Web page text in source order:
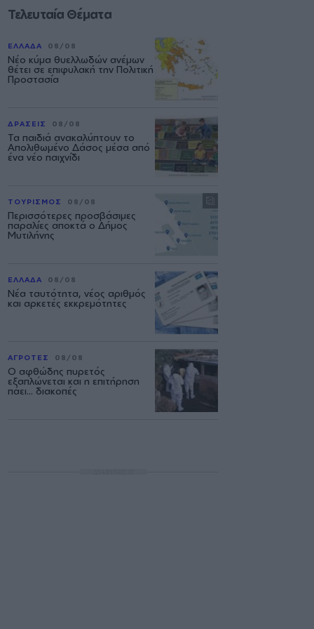
Τελευταία Θέματα
ΕΛΛΑΔΑ 08/08
Νέο κύμα θυελλωδών ανέμων
θέτει σε επιφυλακή την Πολιτική
Προστασία
ΔΡΑΣΕΙΣ 08/08
Τα παιδιά ανακαλύπτουν το
Απολιθωμένο Δάσος μέσα από
ένα νέο παιχνίδι
ΤΟΥΡΙΣΜΟΣ 08/08
Περισσότερες προσβάσιμες
παραλίες αποκτά ο Δήμος
Μυτιλήνης
ΕΛΛΑΔΑ 08/08
Νέα ταυτότητα, νέος αριθμός
και αρκετές εκκρεμότητες
ΑΓΡΟΤΕΣ 08/08
Ο αφθώδης πυρετός
εξαπλώνεται και η επιτήρηση
πάει... διακοπές